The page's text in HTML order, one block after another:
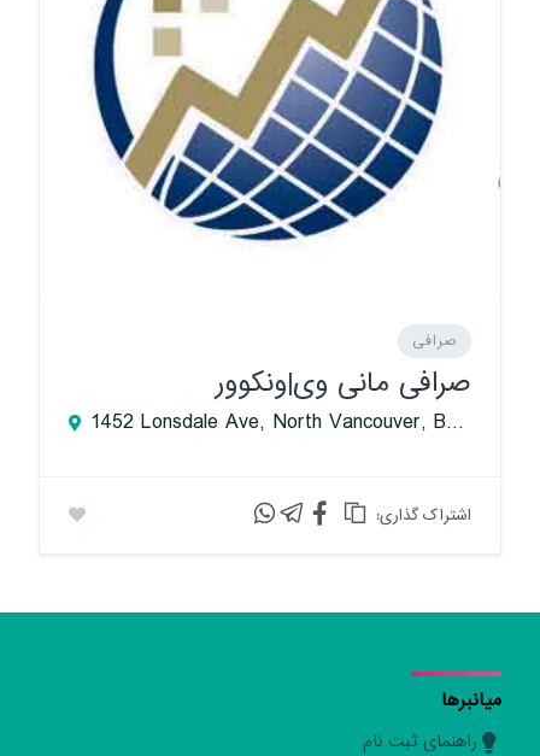
صرافی
صرافی مانی وی|ونکوور
1452 Lonsdale Ave, North Vancouver, BC V7M 2J1, Canada
:اشتراک گذاری
میانبرها
راهنمای ثبت نام